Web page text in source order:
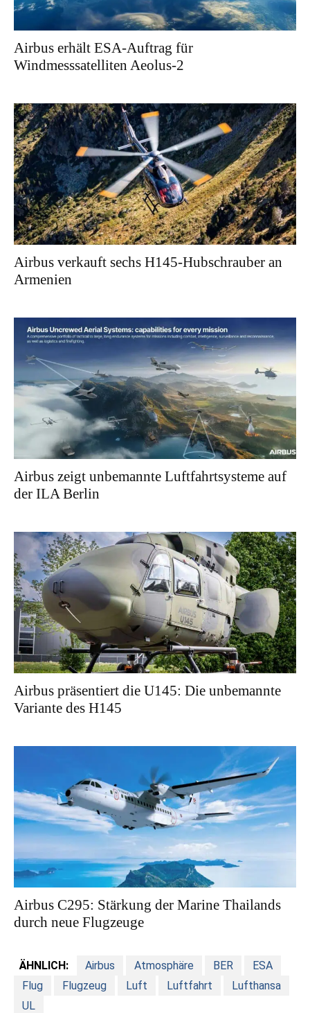
Airbus erhält ESA-Auftrag für
Windmesssatelliten Aeolus-2
Airbus verkauft sechs H145-Hubschrauber an
Armenien
Airbus zeigt unbemannte Luftfahrtsysteme auf
der ILA Berlin
Airbus präsentiert die U145: Die unbemannte
Variante des H145
Airbus C295: Stärkung der Marine Thailands
durch neue Flugzeuge
ÄHNLICH: Airbus Atmosphäre BER
ESA
Flug
Flugzeug Luft Luftfahrt
Lufthansa
UL